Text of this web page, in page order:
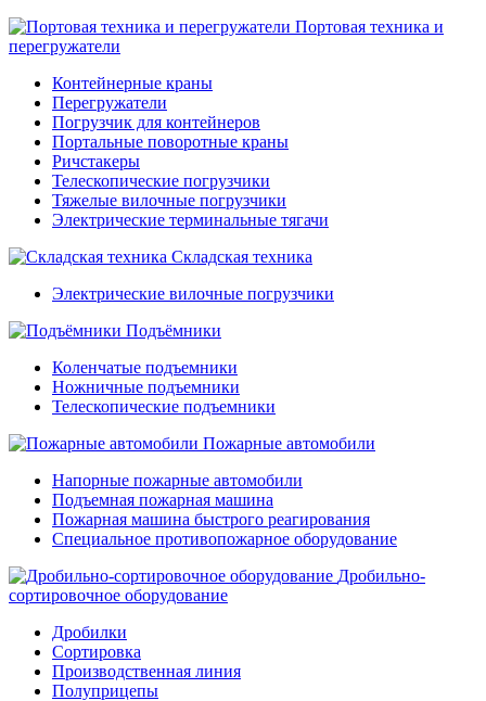
Портовая техника и
перегружатели
Контейнерные краны
Перегружатели
Погрузчик для контейнеров
Портальные поворотные краны
Ричстакеры
Телескопические погрузчики
Тяжелые вилочные погрузчики
Электрические терминальные тягачи
Складская техника
Электрические вилочные погрузчики
Подъёмники
Коленчатые подъемники
Ножничные подъемники
Телескопические подъемники
Пожарные автомобили
Напорные пожарные автомобили
Подъемная пожарная машина
Пожарная машина быстрого реагирования
Специальное противопожарное оборудование
Дробильно-
сортировочное оборудование
Дробилки
Сортировка
Производственная линия
Полуприцепы